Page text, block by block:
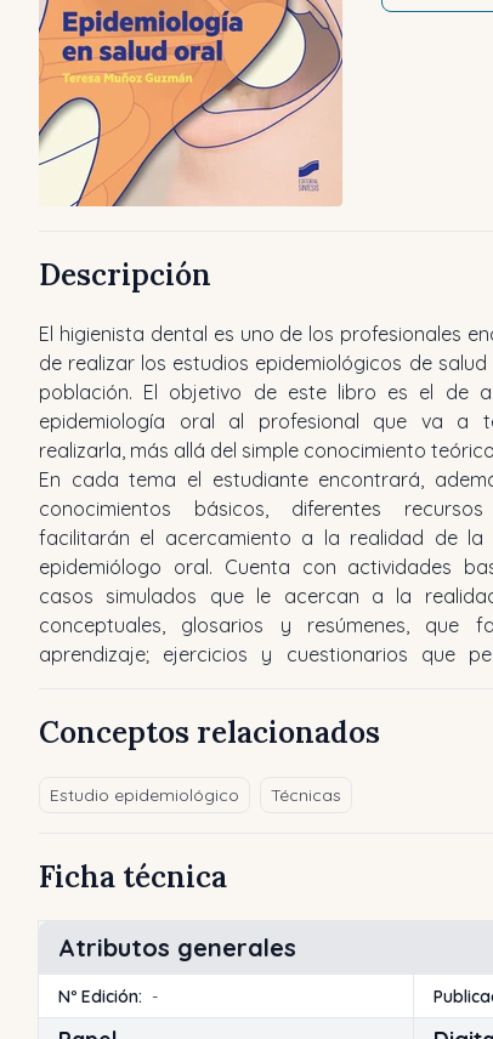
Descripción
El higienista dental es uno de los profesionales
de realizar los estudios epidemiológicos de salud
población. El objetivo de este libro es el de
epidemiología oral al profesional que va a
realizarla, más allá del simple conocimiento
En cada tema el estudiante encontrará,
conocimientos básicos, diferentes
facilitarán el acercamiento a la realidad de la
epidemiólogo oral. Cuenta con actividades
casos simulados que le acercan a la
conceptuales, glosarios y resúmenes, que
aprendizaje; ejercicios y cuestionarios que
Conceptos relacionados
Estudio epidemiológico Técnicas
Ficha técnica
Atributos generales
Nº Edición: -